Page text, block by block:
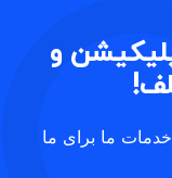
و
ما برای ما